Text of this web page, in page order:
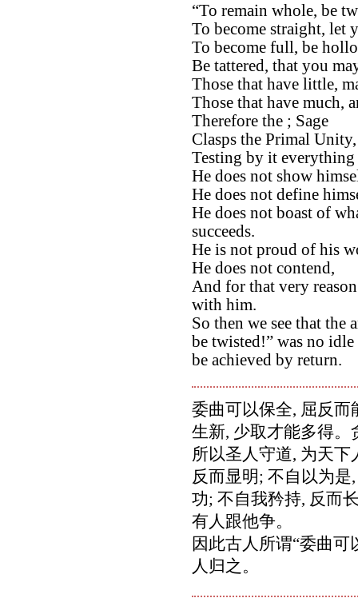
“To remain whole, be
To become straight, let
To become full, be
Be tattered, that you
Those that have little,
Those that have much,
Therefore the ; Sage
Clasps the Primal Unity,
Testing by it everything
He does not show
He does not define
He does not boast of
succeeds.
He is not proud of his
He does not contend,
And for that very
with him.
So then we see that the
be twisted!” was no
be achieved by return.
委曲可以保全, 屈反而
生新, 少取才能多得。
所以圣人守道, 为天
反而显明; 不自以为
功; 不自我矜持, 反而
有人跟他争。
因此古人所谓“委曲
人归之。